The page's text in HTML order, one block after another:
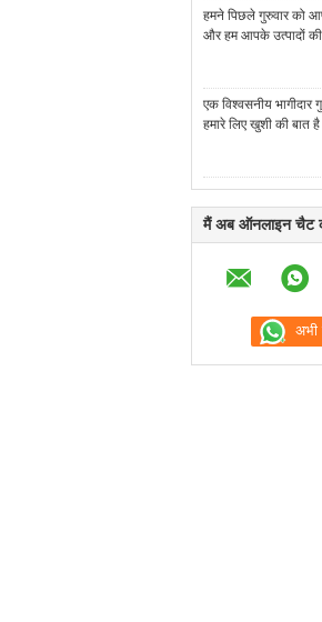
हमने पिछले गुरुवार को
और हम आपके उत्पादों
एक विश्वसनीय
हमारे लिए खुशी की बात
मैं अब ऑनलाइन चैट